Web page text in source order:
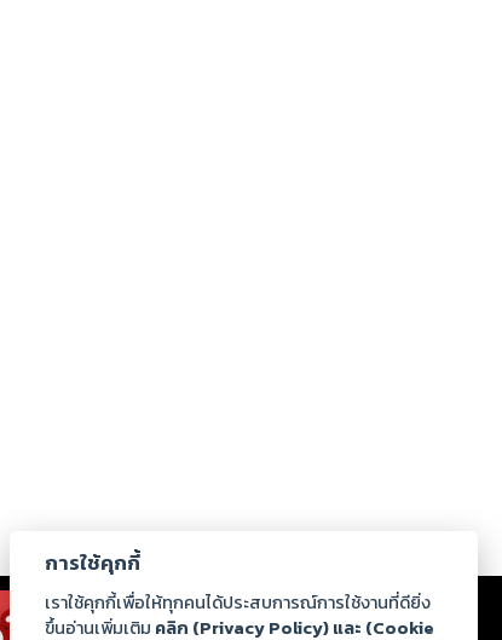
ร่วมงานกับเรา ดาวน์โหลด
การใช้คุกกี้
เราใช้คุกกี้เพื่อให้ทุกคนได้ประสบการณ์การใช้งานที่ดียิ่ง
ขึ้นอ่านเพิ่มเติม คลิก (Privacy Policy) และ (Cookie